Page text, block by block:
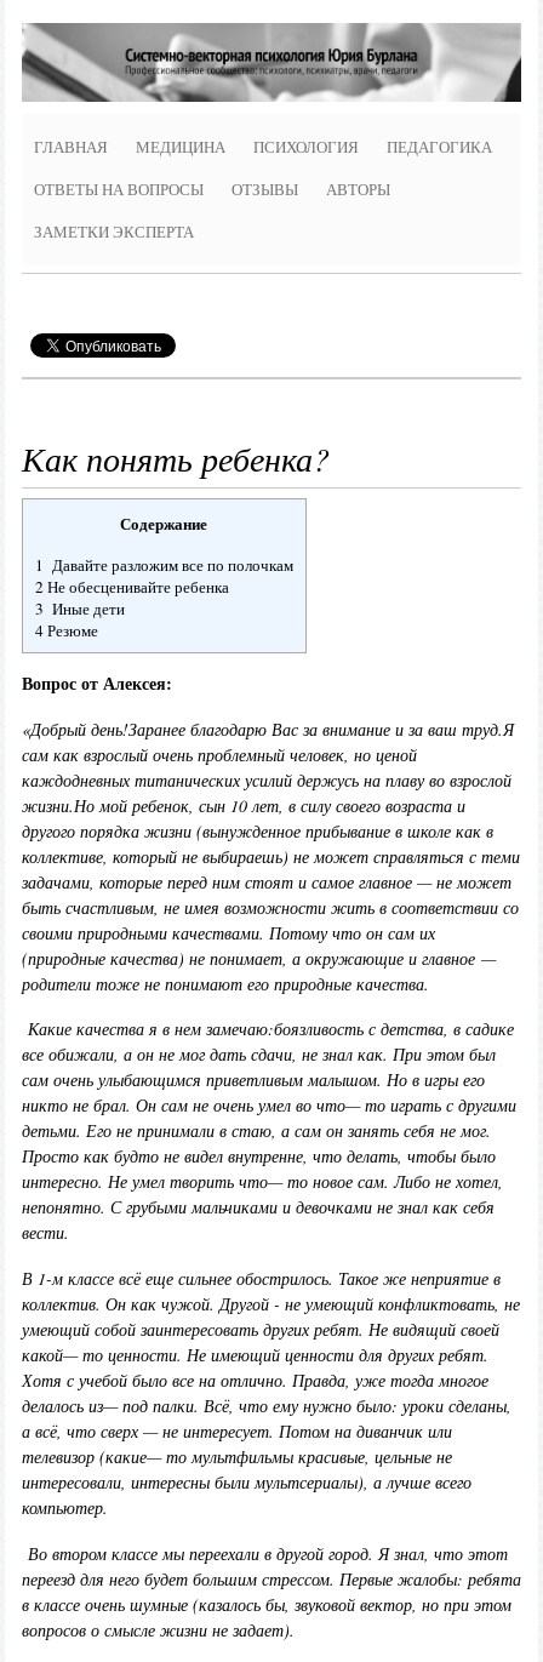
ГЛАВНАЯ МЕДИЦИНА ПСИХОЛОГИЯ ПЕДАГОГИКА
ОТВЕТЫ НА ВОПРОСЫ ОТЗЫВЫ АВТОРЫ
ЗАМЕТКИ ЭКСПЕРТА
Как понять ребенка?
Содержание
1 Давайте разложим все по полочкам
2 Не обесценивайте ребенка
3 Иные дети
4 Резюме
Вопрос от Алексея:
«Добрый день!Заранее благодарю Вас за внимание и за ваш труд.Я
сам как взрослый очень проблемный человек, но ценой
каждодневных титанических усилий держусь на плаву во взрослой
жизни.Но мой ребенок, сын 10 лет, в силу своего возраста и
другого порядка жизни (вынужденное прибывание в школе как в
коллективе, который не выбираешь) не может справляться с теми
задачами, которые перед ним стоят и самое главное —не может
быть счастливым, не имея возможности жить в соответствии со
своими природными качествами. Потому что он сам их
(природные качества) не понимает, а окружающие и главное—
родители тоже не понимают его природные качества.
Какие качества я в нем замечаю:боязливость с детства, в садике
все обижали, а он не мог дать сдачи, не знал как. При этом был
сам очень улыбающимся приветливым малышом. Но в игры его
никто не брал. Он сам не очень умел во что—то играть с другими
детьми. Его не принимали в стаю, а сам он занять себя не мог.
Просто как будто не видел внутренне, что делать, чтобы было
интересно. Не умел творить что—то новое сам. Либо не хотел,
непонятно. С грубыми мальчиками и девочками не знал как себя
вести.
В1-м классе всё еще сильнее обострилось. Такое же неприятие в
коллектив. Он как чужой.Другой- не умеющий конфликтовать, не
умеющий собой заинтересовать других ребят. Не видящий своей
какой—то ценности. Не имеющий ценности для других ребят.
Хотя с учебой было все на отлично. Правда, уже тогда многое
делалось из—под палки. Всё, что ему нужно было: уроки сделаны,
а всё, что сверх —не интересует. Потом на диванчик или
телевизор (какие—то мультфильмы красивые, цельные не
интересовали, интересны были мультсериалы), а лучше всего
компьютер.
Во втором классе мы переехали в другой город.Язнал, что этот
переезд для него будет большим стрессом. Первые жалобы: ребята
в классе очень шумные (казалось бы, звуковой вектор, но при этом
вопросов о смысле жизни не задает).